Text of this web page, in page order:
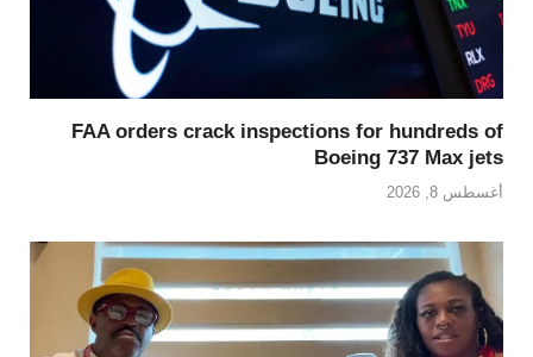
FAA orders crack inspections for hundreds of
Boeing 737 Max jets
أغسطس 8, 2026